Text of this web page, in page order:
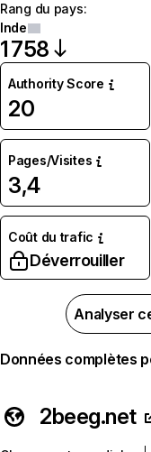
Rang du pays:
Inde
1 758
Authority Score
20
Pages/Visites
3,4
Coût du trafic
Déverrouiller
Analyser
Données complètes
2beeg.net